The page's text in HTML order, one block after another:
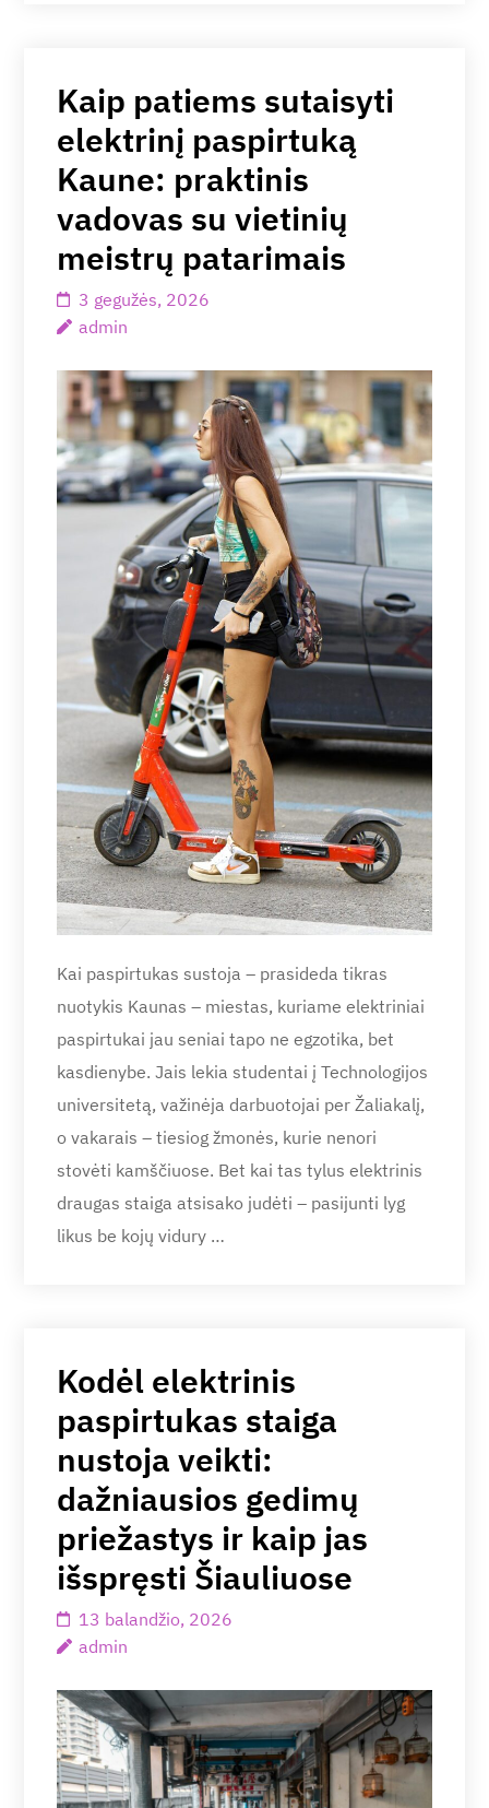
Kaip patiems sutaisyti
elektrinį paspirtuką
Kaune: praktinis
vadovas su vietinių
meistrų patarimais
3 gegužės, 2026
admin
Kai paspirtukas sustoja – prasideda tikras
nuotykis Kaunas – miestas, kuriame elektriniai
paspirtukai jau seniai tapo ne egzotika, bet
kasdienybe. Jais lekia studentai į Technologijos
universitetą, važinėja darbuotojai per Žaliakalį,
o vakarais – tiesiog žmonės, kurie nenori
stovėti kamščiuose. Bet kai tas tylus elektrinis
draugas staiga atsisako judėti – pasijunti lyg
likus be kojų vidury …
Kodėl elektrinis
paspirtukas staiga
nustoja veikti:
dažniausios gedimų
priežastys ir kaip jas
išspręsti Šiauliuose
13 balandžio, 2026
admin